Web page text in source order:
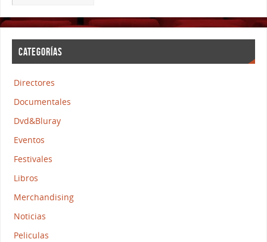
CATEGORÍAS
Directores
Documentales
Dvd&Bluray
Eventos
Festivales
Libros
Merchandising
Noticias
Peliculas